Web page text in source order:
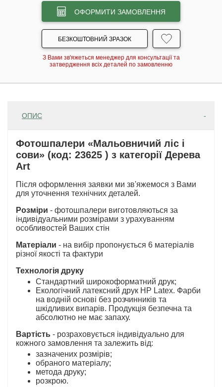
ОФОРМИТИ ЗАМОВЛЕННЯ
БЕЗКОШТОВНИЙ ЗРАЗОК
З Вами зв'яжеться менеджер для консультації та
затвердження всіх деталей по замовленню
ОПИС
Фотошпалери «Мальовничий ліс і
сови» (код: 23625 ) з категорії Дерева
Art
Після оформлення заявки ми зв'яжемося з Вами
для уточнення технічних деталей.
Розміри - фотошпалери виготовляються за
індивідуальними розмірами з урахуванням
особливостей Ваших стін
Матеріали - на вибір пропонується 6 матеріалів
різної якості та фактури
Технологія друку
Стандартний широкоформатний друк;
Екологічний латексний друк HP Latex. Фарби
на водній основі без розчинників та
шкідливих випарів. Продукція безпечна та
абсолютно не має запаху.
Вартість - розраховується індивідуально для
кожного замовлення та залежить від:
зазначених розмірів;
обраного матеріалу;
метода друку;
розкрою.